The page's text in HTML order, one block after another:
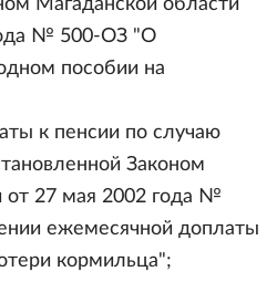
Магаданской области
№ 500-ОЗ "О
пособии на
к пенсии по случаю
Законом
от 27 мая 2002 года №
ежемесячной доплаты
кормильца";